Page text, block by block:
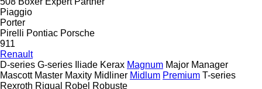
Piaggio
Porter
Pirelli Pontiac Porsche
911
Renault
D-series G-series Iliade Kerax Magnum Major Manager
Mascott Master Maxity Midliner Midlum Premium T-series
Rexroth Rigual Robel Robuste